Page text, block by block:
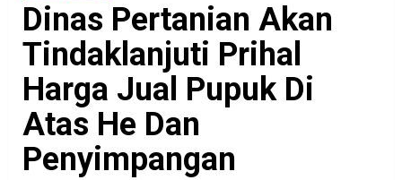
Dinas Pertanian Akan
Tindaklanjuti Prihal
Harga Jual Pupuk Di
Atas He Dan
Penyimpangan